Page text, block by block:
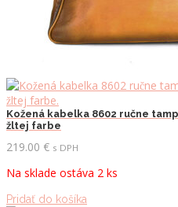
Kožená kabelka 8602 ručne
žltej farbe
219.00 € s DPH
Na sklade ostáva 2 ks
Pridať do košíka